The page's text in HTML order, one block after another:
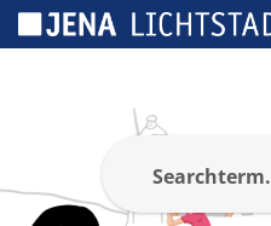
Panneau de gestion des